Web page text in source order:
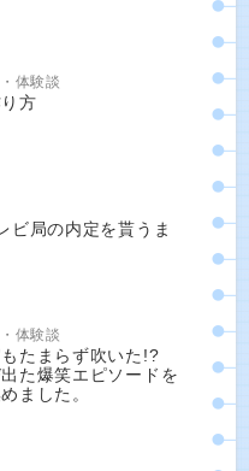
体験談
方
ビ局の内定を貰うま
体験談
たまらず吹いた!?
出た爆笑エピソードを
ました。